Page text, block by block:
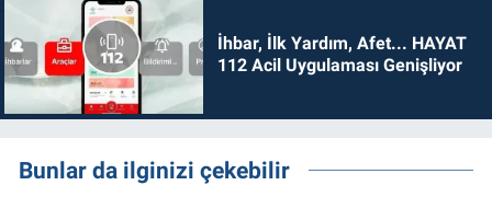
İhbar, İlk Yardım, Afet... HAYAT
112 Acil Uygulaması Genişliyor
Bunlar da ilginizi çekebilir